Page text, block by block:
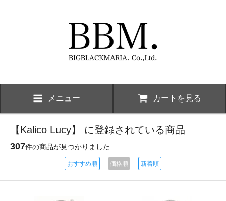
メニュー カートを見る
【Kalico Lucy】 に登録されている商品
307件の商品が見つかりました
おすすめ順 価格順 新着順